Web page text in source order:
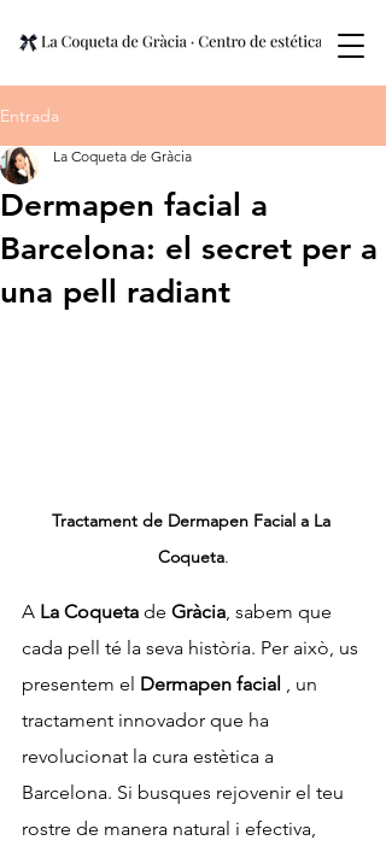
Entrada
Dermapen facial a
Barcelona: el secret per a
una pell radiant
La Coqueta de Gràcia
Tractament de Dermapen Facial a La
Coqueta.
A La Coqueta de Gràcia , sabem que
cada pell té la seva història. Per això, us
presentem el Dermapen facial , un
tractament innovador que ha
revolucionat la cura estètica a
Barcelona. Si busques rejovenir el teu
rostre de manera natural i efectiva,